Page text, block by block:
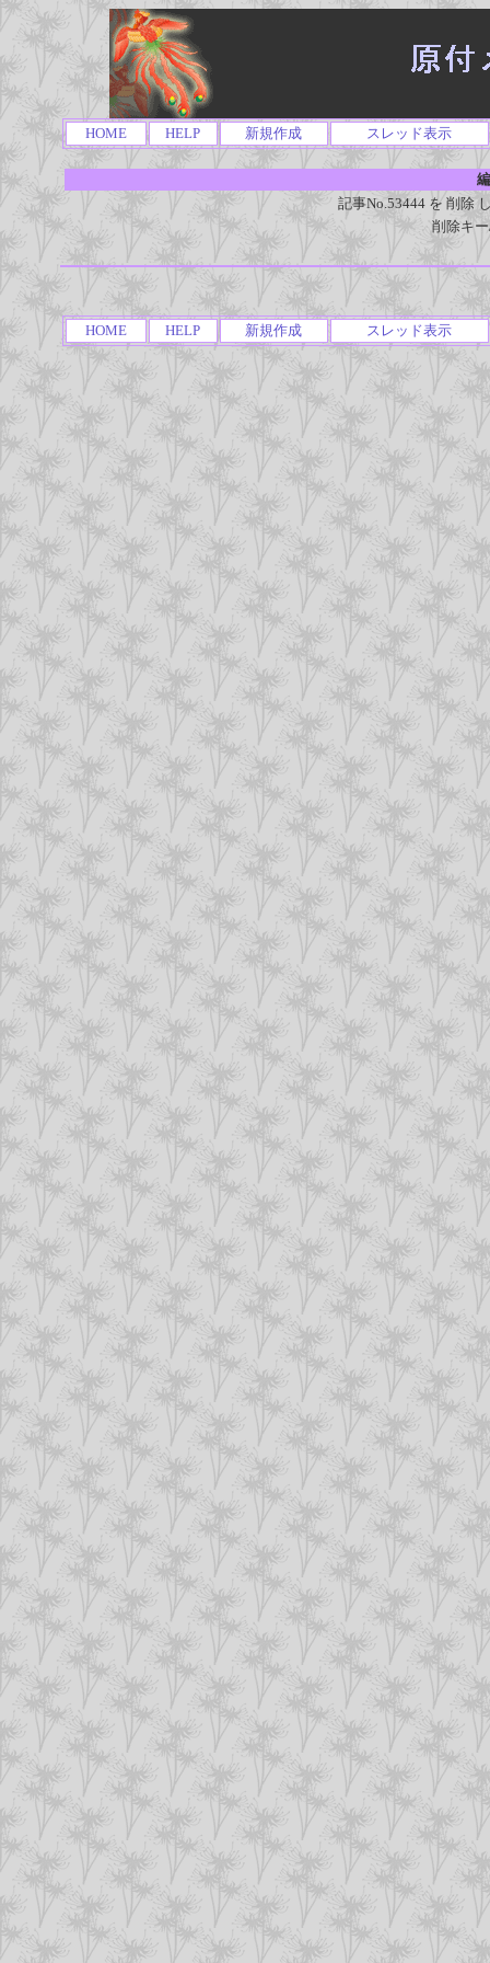
HOME HELP 新規作成 スレッド表示
記事No.53444 を 削除
削除キ
HOME HELP 新規作成 スレッド表示